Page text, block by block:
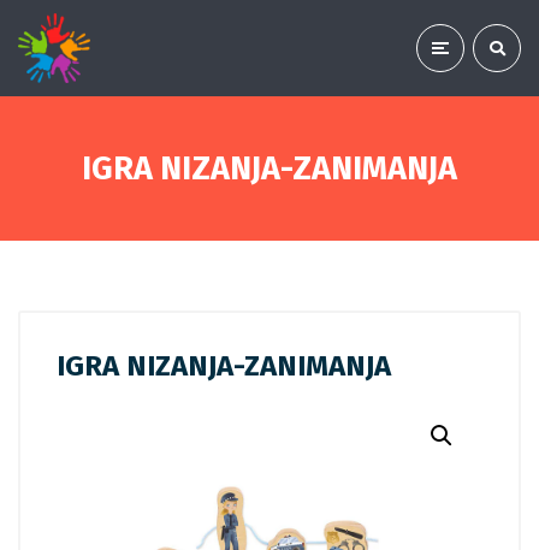
IGRA NIZANJA-ZANIMANJA
IGRA NIZANJA-ZANIMANJA